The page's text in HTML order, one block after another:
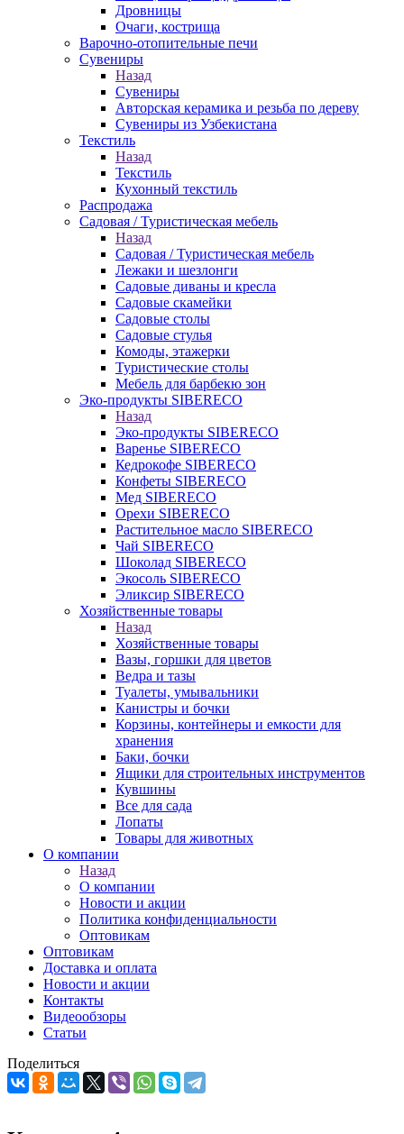
Дровницы
Очаги, кострища
Варочно-отопительные печи
Сувениры
Назад
Сувениры
Авторская керамика и резьба по дереву
Сувениры из Узбекистана
Текстиль
Назад
Текстиль
Кухонный текстиль
Распродажа
Садовая / Туристическая мебель
Назад
Садовая / Туристическая мебель
Лежаки и шезлонги
Садовые диваны и кресла
Садовые скамейки
Садовые столы
Садовые стулья
Комоды, этажерки
Туристические столы
Мебель для барбекю зон
Эко-продукты SIBERECO
Назад
Эко-продукты SIBERECO
Варенье SIBERECO
Кедрокофе SIBERECO
Конфеты SIBERECO
Мед SIBERECO
Орехи SIBERECO
Растительное масло SIBERECO
Чай SIBERECO
Шоколад SIBERECO
Экосоль SIBERECO
Эликсир SIBERECO
Хозяйственные товары
Назад
Хозяйственные товары
Вазы, горшки для цветов
Ведра и тазы
Туалеты, умывальники
Канистры и бочки
Корзины, контейнеры и емкости для
хранения
Баки, бочки
Ящики для строительных инструментов
Кувшины
Все для сада
Лопаты
Товары для животных
О компании
Назад
О компании
Новости и акции
Политика конфиденциальности
Оптовикам
Оптовикам
Доставка и оплата
Новости и акции
Контакты
Видеообзоры
Статьи
Поделиться